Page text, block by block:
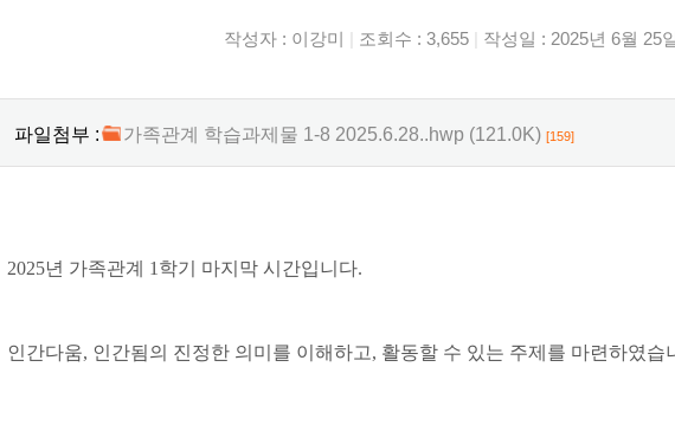
작성자 : 이강미 조회수 : 3,655 작성일 : 2025년 6월 25
파일첨부 : 가족관계 학습과제물 1-8 2025.6.28..hwp (121.0K) [159]
2025년 가족관계 1학기 마지막 시간입니다.
인간다움, 인간됨의 진정한 의미를 이해하고, 활동할 수 있는 주제를 마련하였습